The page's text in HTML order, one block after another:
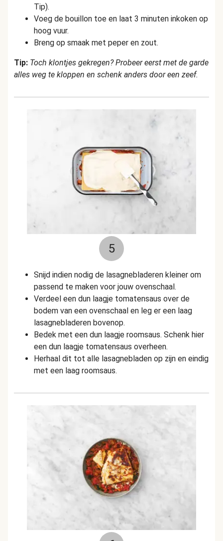
Tip).
Voeg de bouillon toe en laat 3 minuten inkoken op
hoog vuur.
Breng op smaak met peper en zout.
Tip: Toch klontjes gekregen? Probeer eerst met de garde
alles weg te kloppen en schenk anders door een zeef.
5
Snijd indien nodig de lasagnebladeren kleiner om
passend te maken voor jouw ovenschaal.
Verdeel een dun laagje tomatensaus over de
bodem van een ovenschaal en leg er een laag
lasagnebladeren bovenop.
Bedek met een dun laagje roomsaus. Schenk hier
een dun laagje tomatensaus overheen.
Herhaal dit tot alle lasagnebladen op zijn en eindig
met een laag roomsaus.